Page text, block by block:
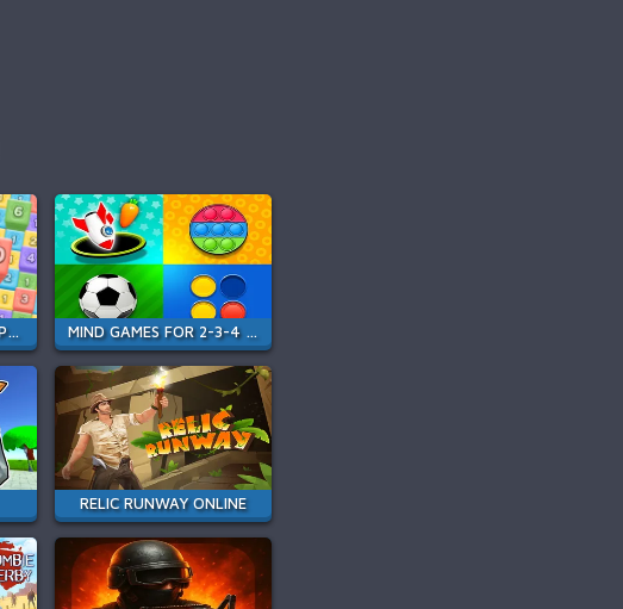
BLACK CAT STACKING POP MIND GAMES FOR 2-3-4 PLAYER
RELIC RUNWAY ONLINE